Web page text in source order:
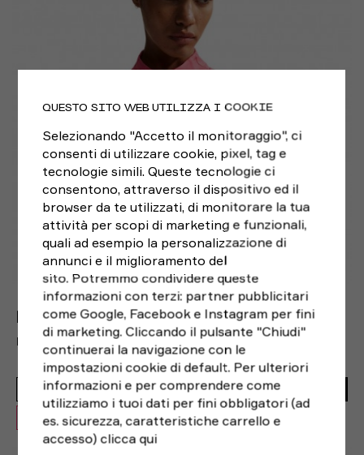
NIKE
NIKE MAGLIA RUNNING TOP SWIFT ROSA ARGENTO DONNA
64,99€
45,49€
XS S M
ACQUISTA
OFFERTA -30%
QUESTO SITO WEB UTILIZZA I COOKIE
Selezionando "Accetto il monitoraggio", ci
consenti di utilizzare cookie, pixel, tag e
tecnologie simili. Queste tecnologie ci
consentono, attraverso il dispositivo ed il
browser da te utilizzati, di monitorare la tua
attività per scopi di marketing e funzionali,
quali ad esempio la personalizzazione di
annunci e il miglioramento del
sito. Potremmo condividere queste
informazioni con terzi: partner pubblicitari
come Google, Facebook e Instagram per fini
di marketing. Cliccando il pulsante "Chiudi"
continuerai la navigazione con le
impostazioni cookie di default. Per ulteriori
informazioni e per comprendere come
utilizziamo i tuoi dati per fini obbligatori (ad
es. sicurezza, caratteristiche carrello e
accesso)clicca qui